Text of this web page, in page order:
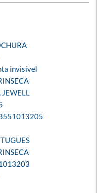
invisível
JEWELL